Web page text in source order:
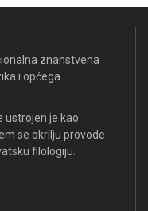
znanstvena
i općega
ustrojen je kao
se okrilju provode
filologiju.